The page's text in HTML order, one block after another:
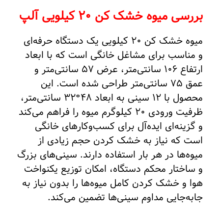
بررسی میوه خشک کن 20 کیلویی آلپ
میوه خشک کن 20 کیلویی یک دستگاه حرفه‌ای
و مناسب برای مشاغل خانگی است که با ابعاد
ارتفاع 106 سانتی‌متر، عرض 57 سانتی‌متر و
عمق 75 سانتی‌متر طراحی شده است. این
محصول با 12 سینی به ابعاد 48*32 سانتی‌متر،
ظرفیت ورودی 20 کیلوگرم میوه را فراهم می‌کند
و گزینه‌ای ایده‌آل برای کسب‌وکارهای خانگی
است که نیاز به خشک کردن حجم زیادی از
میوه‌ها در هر بار استفاده دارند. سینی‌های بزرگ
و ساختار محکم دستگاه، امکان توزیع یکنواخت
هوا و خشک کردن کامل میوه‌ها را بدون نیاز به
جابه‌جایی مداوم سینی‌ها تضمین می‌کند.